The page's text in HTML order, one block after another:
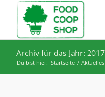
Archiv für das Jahr: 2017
Du bist hier: Startseite / Aktuelles